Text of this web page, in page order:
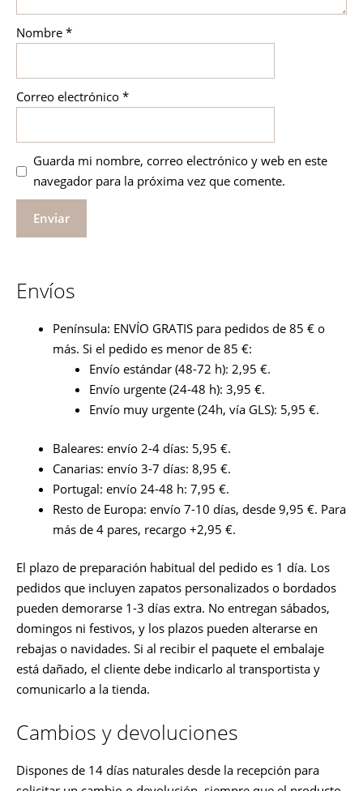
Nombre *
Correo electrónico *
Guarda mi nombre, correo electrónico y web en este
navegador para la próxima vez que comente.
Envíos
Península: ENVÍO GRATIS para pedidos de 85 € o
más. Si el pedido es menor de 85 €:
Envío estándar (48-72 h): 2,95 €.
Envío urgente (24-48 h): 3,95 €.
Envío muy urgente (24h, vía GLS): 5,95 €.
Baleares: envío 2-4 días: 5,95 €.
Canarias: envío 3-7 días: 8,95 €.
Portugal: envío 24-48 h: 7,95 €.
Resto de Europa: envío 7-10 días, desde 9,95 €. Para
más de 4 pares, recargo +2,95 €.
El plazo de preparación habitual del pedido es 1 día. Los
pedidos que incluyen zapatos personalizados o bordados
pueden demorarse 1-3 días extra. No entregan sábados,
domingos ni festivos, y los plazos pueden alterarse en
rebajas o navidades. Si al recibir el paquete el embalaje
está dañado, el cliente debe indicarlo al transportista y
comunicarlo a la tienda.
Cambios y devoluciones
Dispones de 14 días naturales desde la recepción para